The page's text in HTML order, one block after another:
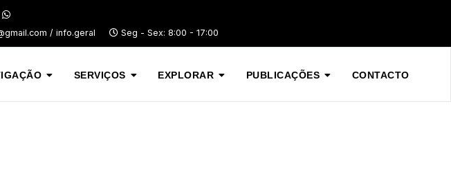
/ info.geral Seg - Sex: 8:00 - 17:00
SERVIÇOS EXPLORAR PUBLICAÇÕES CONTACTO